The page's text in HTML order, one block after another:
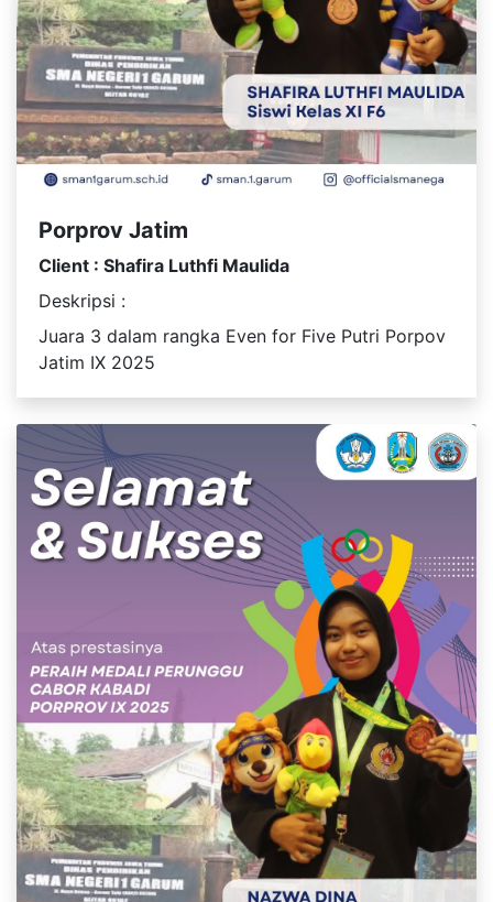
Porprov Jatim
Client : Shafira Luthfi Maulida
Deskripsi :
Juara 3 dalam rangka Even for Five Putri Porpov
Jatim IX 2025